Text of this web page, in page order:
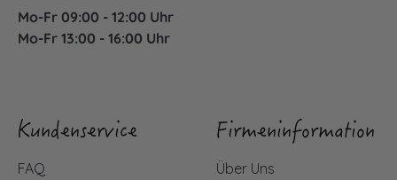
Mo-Fr 09:00 - 12:00 Uhr
Mo-Fr 13:00 - 16:00 Uhr
Kundenservice
FAQ
Firmeninformation
Über Uns